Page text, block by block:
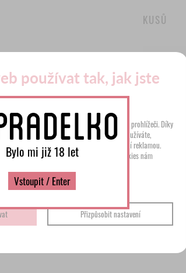
KUSŮ
412.40
MOHLO BY SE VÁM LÍBIT
Bylo mi již 18 let
Vstoupit / Enter
používat tak, jak jste
s využitímcookies
, které se ukládají ve vašem prohlížeči. Díky
reklamním cookies zjistíme, jak náš web používáte,
a nebudeme vás obtěžovat nerelevantní reklamou.
nezbytnými pro fungování webu. Cookies nám
Přizpůsobit nastavení